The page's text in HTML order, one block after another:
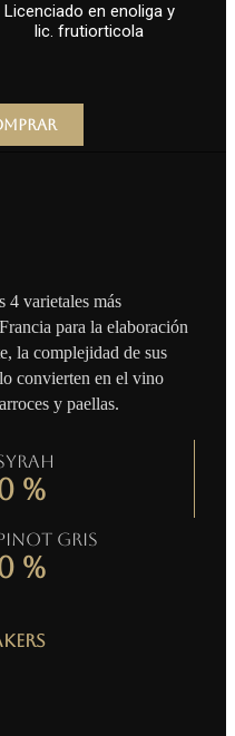
Licenciado en enoliga y
lic. frutiorticola
4 varietales más
para la elaboración
la complejidad de sus
convierten en el vino
y paellas.
%
gris
%